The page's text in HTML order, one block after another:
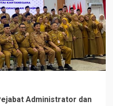
Administrator dan